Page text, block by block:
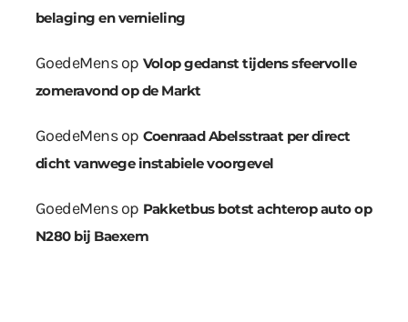
belaging en vernieling
GoedeMensop Volop gedanst tijdens sfeervolle
zomeravond op de Markt
GoedeMensop Coenraad Abelsstraat per direct
dicht vanwege instabiele voorgevel
GoedeMensop Pakketbus botst achterop auto op
N280 bij Baexem